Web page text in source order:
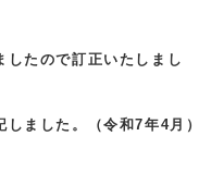
たので訂正いたしまし
ました。（令和7年4月）